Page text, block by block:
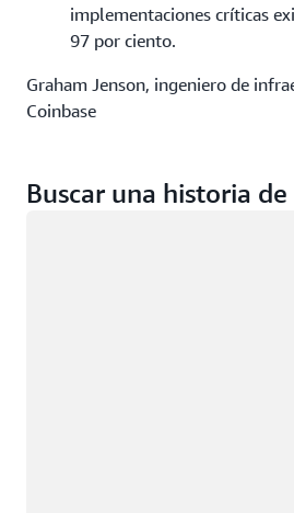
implementaciones críticas
97 por ciento.
Graham Jenson, ingeniero de
Coinbase
Buscar una historia